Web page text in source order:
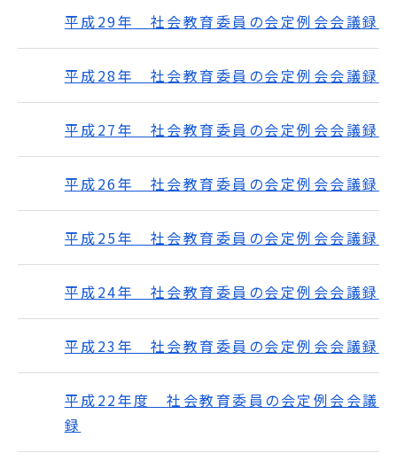
平成29年 社会教育委員の会定例会会議録
平成28年 社会教育委員の会定例会会議録
平成27年 社会教育委員の会定例会会議録
平成26年 社会教育委員の会定例会会議録
平成25年 社会教育委員の会定例会会議録
平成24年 社会教育委員の会定例会会議録
平成23年 社会教育委員の会定例会会議録
平成22年度 社会教育委員の会定例会会議
録